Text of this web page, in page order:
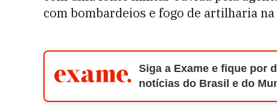
com bombardeios e fogo de artilharia na
Siga a Exame e fique por
notícias do Brasil e do